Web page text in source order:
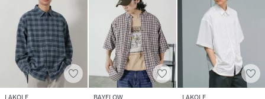
LAKOLE BAYFLOW LAKOLE